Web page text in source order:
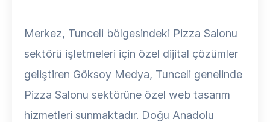
Merkez, Tunceli bölgesindeki Pizza Salonu
sektörü işletmeleri için özel dijital çözümler
geliştiren Göksoy Medya, Tunceli genelinde
Pizza Salonu sektörüne özel web tasarım
hizmetleri sunmaktadır. Doğu Anadolu